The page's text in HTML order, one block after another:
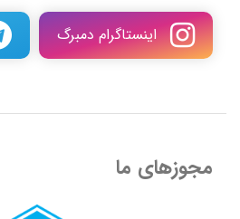
اینستاگرام دمبرگ
مجوزهای ما